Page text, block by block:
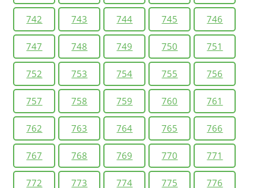
742 743 744 745 746
747 748 749 750 751
752 753 754 755 756
757 758 759 760 761
762 763 764 765 766
767 768 769 770 771
772 773 774 775 776